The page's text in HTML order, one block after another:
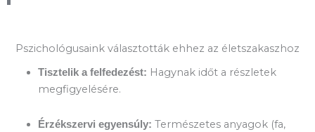
Pszichológusaink választották ehhez az életszakaszhoz
Tisztelik a felfedezést: Hagynak időt a részletek
megfigyelésére.
Érzékszervi egyensúly: Természetes anyagok (fa,